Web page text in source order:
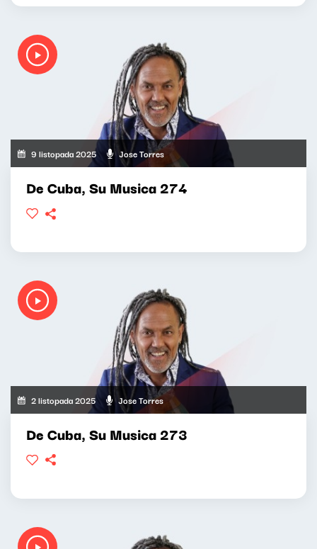
9 listopada 2025 Jose Torres
De Cuba, Su Musica 274
2 listopada 2025 Jose Torres
De Cuba, Su Musica 273